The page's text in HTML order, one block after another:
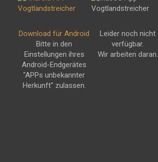
Download für Android
Bitte in den
Einstellungen ihres
Android-Endgerätes
"APPs unbekannter
Herkunft" zulassen.
Leider noch nicht
verfügbar.
Wir arbeiten daran.